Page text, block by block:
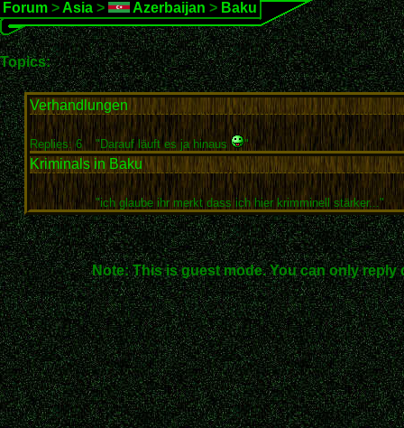
Forum > Asia > Azerbaijan > Baku
Topics:
Verhandlungen
Replies: 6 "Darauf läuft es ja hinaus "
Kriminals in Baku
"ich glaube ihr merkt dass ich hier krimminell stärker..."
Note: This is guest mode. You can only